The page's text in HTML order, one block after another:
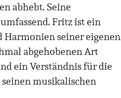
abhebt. Seine
Fritz ist ein
Harmonien seiner eigenen
abgehobenen Art
ein Verständnis für die
seinen musikalischen